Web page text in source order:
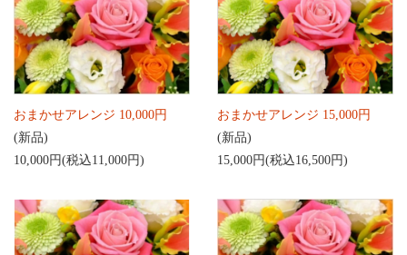
おまかせアレンジ 10,000円
(新品)
10,000円(税込11,000円)
おまかせアレンジ 15,000円
(新品)
15,000円(税込16,500円)